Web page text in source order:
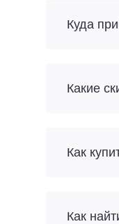
Куда
Какие
Как
Как